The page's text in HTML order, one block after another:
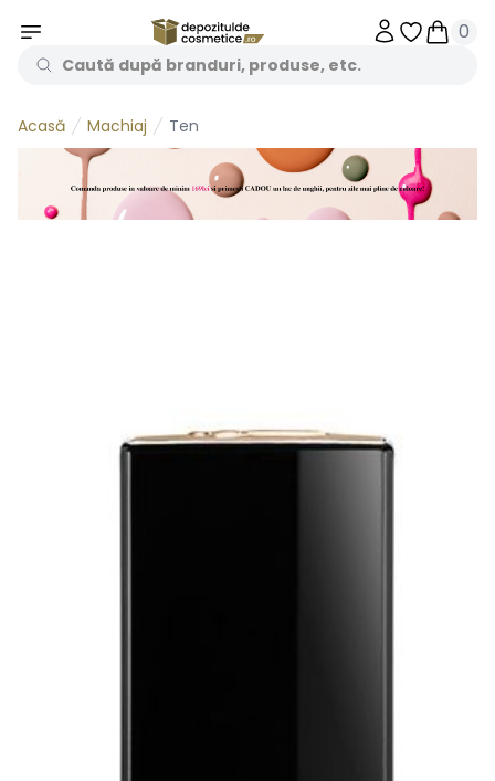
Obiecte
0
Acasă Machiaj Ten